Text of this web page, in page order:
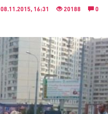
08.11.2015, 16:31 20188 0